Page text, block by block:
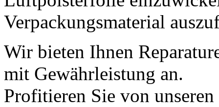
Verpackungsmaterial
Wir bieten Ihnen
mit Gewährleistung an.
Profitieren Sie von